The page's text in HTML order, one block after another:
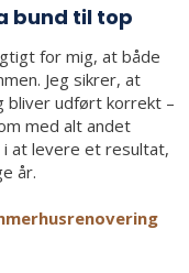
bund til top
for mig, at både
Jeg sikrer, at
bliver udført korrekt –
med alt andet
at levere et resultat,
år.